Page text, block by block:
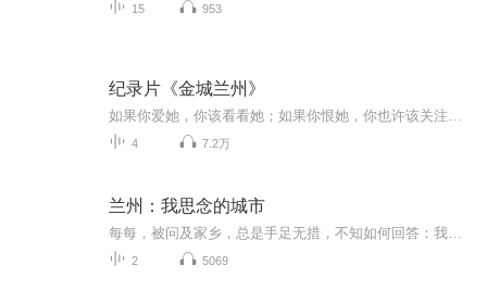
15 953
纪录片《金城兰州》
4 7.2万
兰州：我思念的城市
2 5069